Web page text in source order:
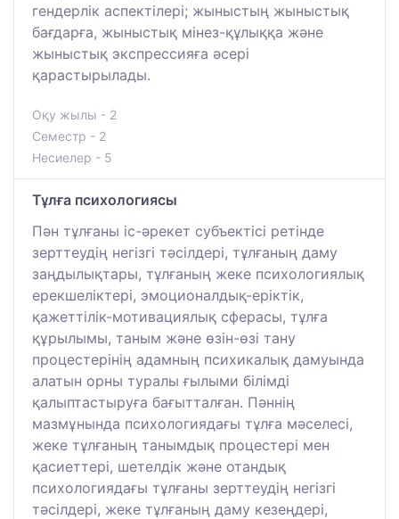
гендерлік аспектілері; жыныстың жыныстық
бағдарға, жыныстық мінез-құлыққа және
жыныстық экспрессияға әсері
қарастырылады.
Оқу жылы - 2
Семестр - 2
Несиелер - 5
Тұлға психологиясы
Пән тұлғаны іс-әрекет субъектісі ретінде
зерттеудің негізгі тәсілдері, тұлғаның даму
заңдылықтары, тұлғаның жеке психологиялық
ерекшеліктері, эмоционалдық-еріктік,
қажеттілік-мотивациялық сферасы, тұлға
құрылымы, таным және өзін-өзі тану
процестерінің адамның психикалық дамуында
алатын орны туралы ғылыми білімді
қалыптастыруға бағытталған. Пәннің
мазмұнында психологиядағы тұлға мәселесі,
жеке тұлғаның танымдық процестері мен
қасиеттері, шетелдік және отандық
психологиядағы тұлғаны зерттеудің негізгі
тәсілдері, жеке тұлғаның даму кезеңдері,